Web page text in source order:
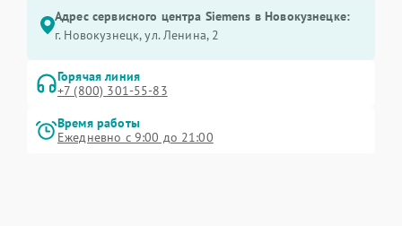
Адрес сервисного центра Siemens в Новокузнецке:
г. Новокузнецк, ул. Ленина, 2
Горячая линия
+7 (800) 301-55-83
Время работы
Ежедневно с 9:00 до 21:00